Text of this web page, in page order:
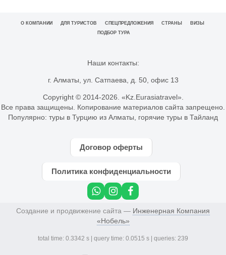
О КОМПАНИИ ДЛЯ ТУРИСТОВ СПЕЦПРЕДЛОЖЕНИЯ СТРАНЫ
ВИЗЫ
ПОДБОР ТУРА
Наши контакты:
г. Алматы, ул. Сатпаева, д. 50, офис 13
Copyright © 2014-2026. «Kz.Eurasiatravel».
Все права защищены. Копирование материалов сайта запрещено.
Популярно: туры в Турцию из Алматы горячие туры в Тайланд
Договор оферты
Политика конфиденциальности
Создание и продвижение сайта — Инженерная Компания
«Нобель»
total time: 0.3342 s | query time: 0.0515 s | queries: 239